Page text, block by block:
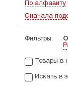
По алфавиту
Сначала
Фильтры:
Товары в
Искать в